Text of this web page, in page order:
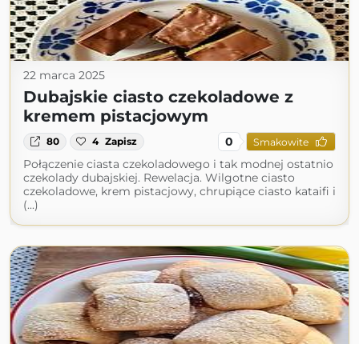
22 marca 2025
Dubajskie ciasto czekoladowe z
kremem pistacjowym
80 4 Zapisz 0 Smakowite
Połączenie ciasta czekoladowego i tak modnej ostatnio
czekolady dubajskiej. Rewelacja. Wilgotne ciasto
czekoladowe, krem pistacjowy, chrupiące ciasto kataifi i
(...)